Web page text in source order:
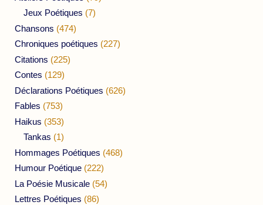
Jeux Poétiques (7)
Chansons (474)
Chroniques poétiques (227)
Citations (225)
Contes (129)
Déclarations Poétiques (626)
Fables (753)
Haikus (353)
Tankas (1)
Hommages Poétiques (468)
Humour Poétique (222)
La Poésie Musicale (54)
Lettres Poétiques (86)